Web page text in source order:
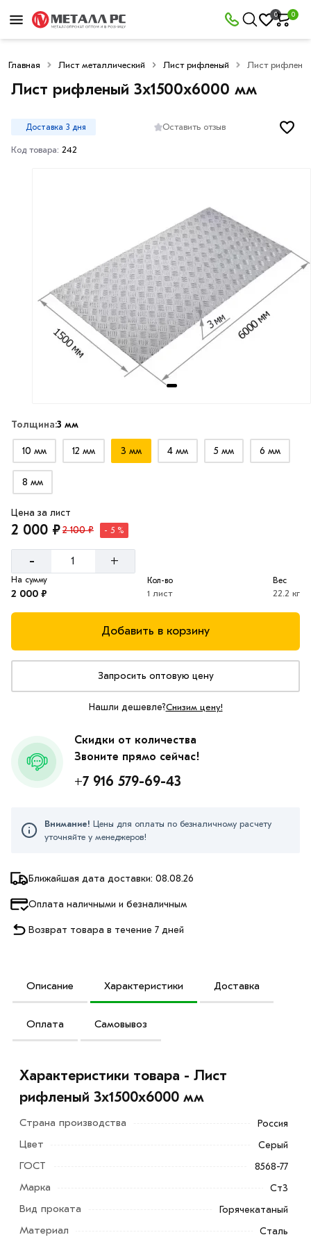
0 0
Главная Лист металлический Лист рифленый Лист
Лист рифленый 3х1500х6000 мм
Доставка 3 дня Оставить отзыв
Код товара: 242
Толщина:3 мм
10 мм 12 мм 3 мм 4 мм 5 мм 6 мм
8 мм
Ближайшая дата доставки: 08.08.26
Оплата наличными и безналичным
Возврат товара в течение 7 дней
Цена за лист
2 000 ₽2 100 ₽ - 5 %
- +
На сумму
2 000 ₽
Кол-во
1 лист
Вес
22.2 кг
Добавить в корзину
Запросить оптовую цену
Нашли дешевле?Снизим цену!
Скидки от количества
Звоните прямо сейчас!
+7 916 579-69-43
Внимание! Цены для оплаты по безналичному расчету
уточняйте у менеджеров!
Описание Характеристики Доставка
Оплата Самовывоз
Характеристики товара - Лист
рифленый 3х1500х6000 мм
Страна производства Россия
Цвет Серый
ГОСТ 8568-77
Марка Ст3
Вид проката Горячекатаный
Материал Сталь